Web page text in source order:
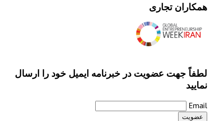
همکاران تجاری
لطفاً جهت عضویت در خبرنامه ایمیل خود را ارسال
نمایید
Email